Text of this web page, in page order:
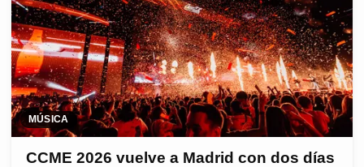
MÚSICA
CCME 2026 vuelve a Madrid con dos días